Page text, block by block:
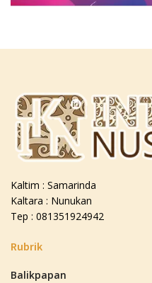
Kaltim : Samarinda
Kaltara : Nunukan
Tep : 081351924942
Rubrik
Balikpapan